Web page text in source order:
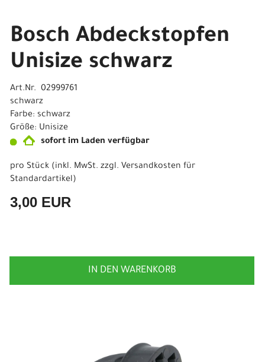
Bosch Abdeckstopfen
Unisize schwarz
Art.Nr. 02999761
schwarz
Farbe: schwarz
Größe: Unisize
sofort im Laden verfügbar
pro Stück (inkl. MwSt. zzgl. Versandkosten für
Standardartikel)
3,00 EUR
IN DEN WARENKORB